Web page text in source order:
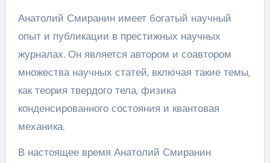
Анатолий Смиранин имеет богатый научный
опыт и публикации в престижных научных
журналах. Он является автором и соавтором
множества научных статей, включая такие темы,
как теория твердого тела, физика
конденсированного состояния и квантовая
механика.
В настоящее время Анатолий Смиранин